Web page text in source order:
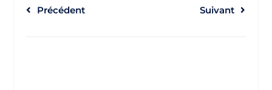
Précédent Suivant